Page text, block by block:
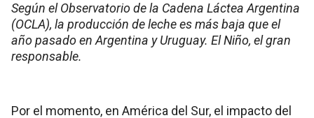
Según el Observatorio de la Cadena Láctea Argentina
(OCLA), la producción de leche es más baja que el
año pasado en Argentina y Uruguay. El Niño, el gran
responsable.
Por el momento, en América del Sur, el impacto del